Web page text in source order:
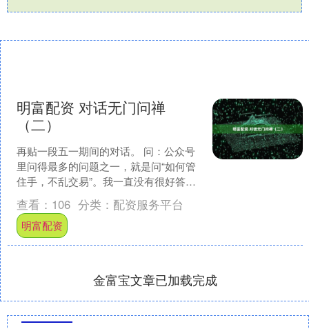
明富配资 对话无门问禅
（二）
再贴一段五一期间的对话。 问：公众号
里问得最多的问题之一，就是问“如何管
住手，不乱交易”。我一直没有很好答案
给提问的朋友。问的人不少，说明这对
于他们是一个重要的....
查看： 106 分类： 配资服务平台
明富配资
金富宝文章已加载完成